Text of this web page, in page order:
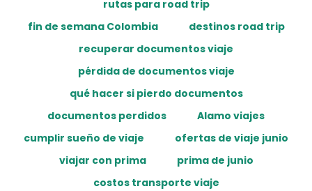
rutas para road trip
fin de semana Colombia
destinos road trip
recuperar documentos viaje
pérdida de documentos viaje
qué hacer si pierdo documentos
documentos perdidos
Alamo viajes
cumplir sueño de viaje
ofertas de viaje junio
viajar con prima
prima de junio
costos transporte viaje